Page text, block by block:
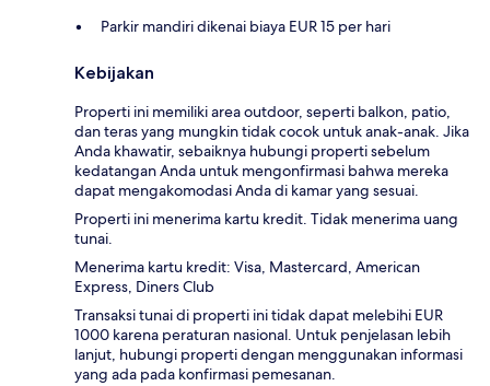
Parkir mandiri dikenai biaya EUR 15 per hari
Kebijakan
Properti ini memiliki area outdoor, seperti balkon, patio,
dan teras yang mungkin tidak cocok untuk anak-anak. Jika
Anda khawatir, sebaiknya hubungi properti sebelum
kedatangan Anda untuk mengonfirmasi bahwa mereka
dapat mengakomodasi Anda di kamar yang sesuai.
Properti ini menerima kartu kredit. Tidak menerima uang
tunai.
Menerima kartu kredit: Visa, Mastercard, American
Express, Diners Club
Transaksi tunai di properti ini tidak dapat melebihi EUR
1000 karena peraturan nasional. Untuk penjelasan lebih
lanjut, hubungi properti dengan menggunakan informasi
yang ada pada konfirmasi pemesanan.